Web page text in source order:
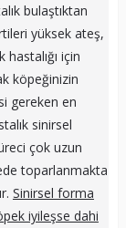
bulaştıktan
yüksek ateş,
için
köpeğinizin
gereken en
sinirsel
çok uzun
toparlanmakta
Sinirsel forma
iyileşse dahi